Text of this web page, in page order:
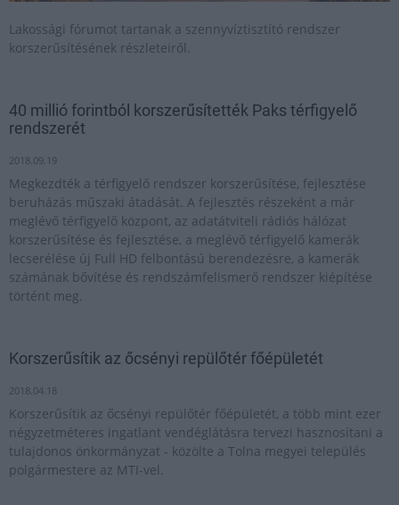
Lakossági fórumot tartanak a szennyvíztisztító rendszer
korszerűsítésének részleteiről.
40 millió forintból korszerűsítették Paks térfigyelő
rendszerét
2018.09.19
Megkezdték a térfigyelő rendszer korszerűsítése, fejlesztése
beruházás műszaki átadását. A fejlesztés részeként a már
meglévő térfigyelő központ, az adatátviteli rádiós hálózat
korszerűsítése és fejlesztése, a meglévő térfigyelő kamerák
lecserélése új Full HD felbontású berendezésre, a kamerák
számának bővítése és rendszámfelismerő rendszer kiépítése
történt meg.
Korszerűsítik az őcsényi repülőtér főépületét
2018.04.18
Korszerűsítik az őcsényi repülőtér főépületét, a több mint ezer
négyzetméteres ingatlant vendéglátásra tervezi hasznosítani a
tulajdonos önkormányzat - közölte a Tolna megyei település
polgármestere az MTI-vel.